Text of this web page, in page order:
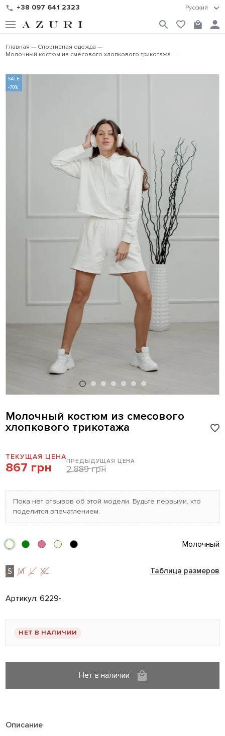
+38 097 641 2323 Русский
Главная
Спортивная одежда
Молочный костюм из смесового хлопкового трикотажа
Молочный костюм из смесового
хлопкового трикотажа
ТЕКУЩАЯ ЦЕНА
867 грн ПРЕДЫДУЩАЯ ЦЕНА
2 889 грн
Пока нет отзывов об этой модели. Будьте первыми, кто
поделится впечатлением.
Молочный
S M L XL Таблица размеров
Артикул:6229-
НЕТ В НАЛИЧИИ
Нет в наличии
Описание